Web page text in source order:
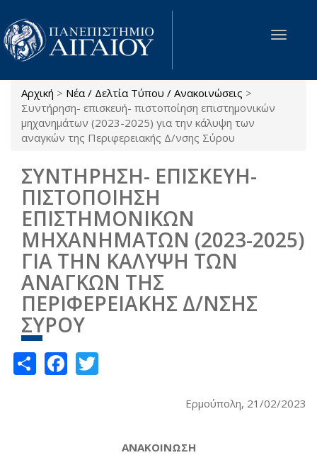
Παράκαμψη προς το κυρίως περιεχόμενο
Toggle
Είστε εδώ
Αρχική > Νέα / Δελτία Τύπου / Ανακοινώσεις >
Συντήρηση- επισκευή- πιστοποίηση επιστημονικών
μηχανημάτων (2023-2025) για την κάλυψη των
αναγκών της Περιφερειακής Δ/νσης Σύρου
ΣΥΝΤΗΡΗΣΗ- ΕΠΙΣΚΕΥΗ-
ΠΙΣΤΟΠΟΙΗΣΗ
ΕΠΙΣΤΗΜΟΝΙΚΩΝ
ΜΗΧΑΝΗΜΑΤΩΝ (2023-2025)
ΓΙΑ ΤΗΝ ΚΑΛΥΨΗ ΤΩΝ
ΑΝΑΓΚΩΝ ΤΗΣ
ΠΕΡΙΦΕΡΕΙΑΚΗΣ Δ/ΝΣΗΣ
ΣΥΡΟΥ
ShareFacebook
Ερμούπολη, 21/02/2023
ΑΝΑΚΟΙΝΩΣΗ